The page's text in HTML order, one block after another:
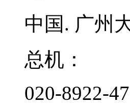
中国. 广州
总机：
020-8922-